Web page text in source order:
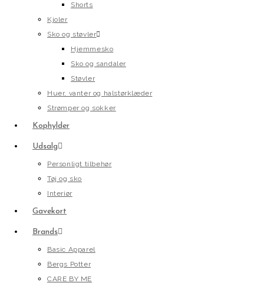
Shorts
Kjoler
Sko og støvler
Hjemmesko
Sko og sandaler
Støvler
Huer, vanter og halstørklæder
Strømper og sokker
Kophylder
Udsalg
Personligt tilbehør
Tøj og sko
Interiør
Gavekort
Brands
Basic Apparel
Bergs Potter
CARE BY ME